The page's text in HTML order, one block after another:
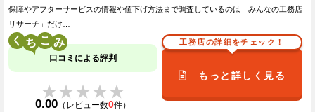
保障やアフターサービスの情報や値下げ方法まで調査しているのは「みんなの工務店
リサーチ」だけ…
く こ
口コミによる評判
★★★★★
★★★★★
0.00 （レビュー数0件）
工務店の詳細をチェック！
もっと詳しく見る